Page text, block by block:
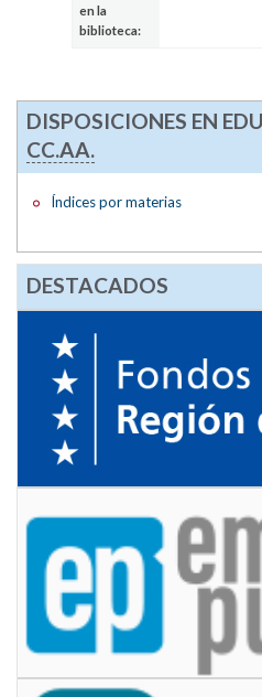
en la
biblioteca:
DISPOSICIONES EN
CC.AA.
Índices por materias
DESTACADOS